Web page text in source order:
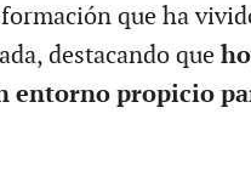
que ha
destacando que
entorno propicio